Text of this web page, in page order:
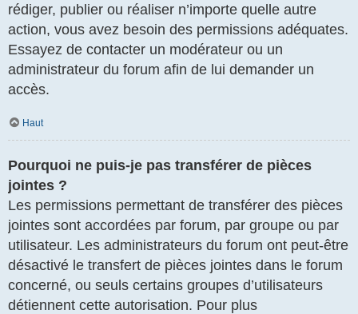
rédiger, publier ou réaliser n’importe quelle autre
action, vous avez besoin des permissions adéquates.
Essayez de contacter un modérateur ou un
administrateur du forum afin de lui demander un
accès.
Haut
Pourquoi ne puis-je pas transférer de pièces
jointes ?
Les permissions permettant de transférer des pièces
jointes sont accordées par forum, par groupe ou par
utilisateur. Les administrateurs du forum ont peut-être
désactivé le transfert de pièces jointes dans le forum
concerné, ou seuls certains groupes d’utilisateurs
détiennent cette autorisation. Pour plus